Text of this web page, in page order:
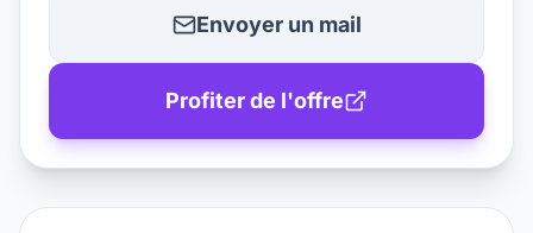
Envoyer un mail
Profiter de l'offre